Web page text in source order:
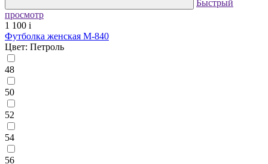
Быстрый
просмотр
1 100 i
Футболка женская М-840
Цвет: Петроль
48
50
52
54
56